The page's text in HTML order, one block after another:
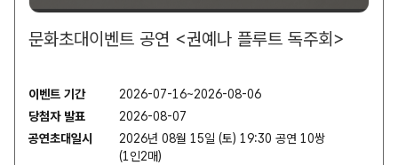
문화초대이벤트 공연 <권예나 플루트 독주회>
이벤트 기간
2026-07-16~2026-08-06
당첨자 발표
2026-08-07
공연초대일시
2026년 08월 15일 (토) 19:30 공연 10쌍
(1인2매)